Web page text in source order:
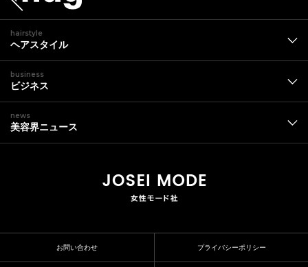
hairstyle
ヘアスタイル
business
ビジネス
news
美容界ニュース
お問い合わせ プライバシーポリシー